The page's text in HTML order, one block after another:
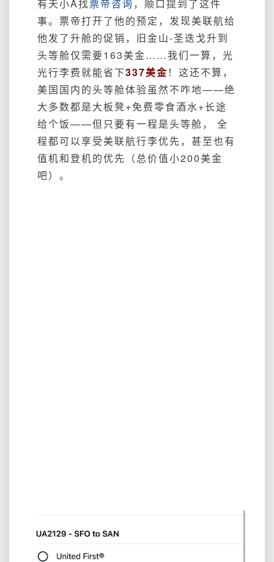
有天小A找票帝咨询 ，顺口提到了这件
事。票帝打开了他的预定，发现美联航给
他发了升舱的促销，旧金山-圣迭戈升到
头等舱仅需要163美金……我们一算，光
光行李费就能省下337美金！这还不算，
美国国内的头等舱体验虽然不咋地——绝
大多数都是大板凳+免费零食酒水+长途
给个饭——但只要有一程是头等舱， 全
程都可以享受美联航行李优先，甚至也有
值机和登机的优先（总价值小200美金
吧）。